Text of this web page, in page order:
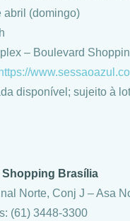
abril (domingo)
– Boulevard
https://
disponível; sujeito à
Shopping Brasília
Norte, Conj J – Asa
(61) 3448-3300